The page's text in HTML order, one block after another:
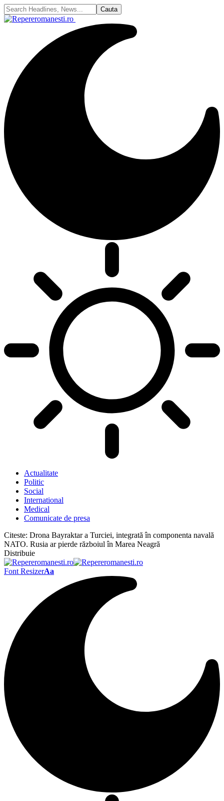
Actualitate
Politic
Social
International
Medical
Comunicate de presa
Citeste: Drona Bayraktar a Turciei, integrată în componenta navală
NATO. Rusia ar pierde războiul în Marea Neagră
Distribuie
Font ResizerAa